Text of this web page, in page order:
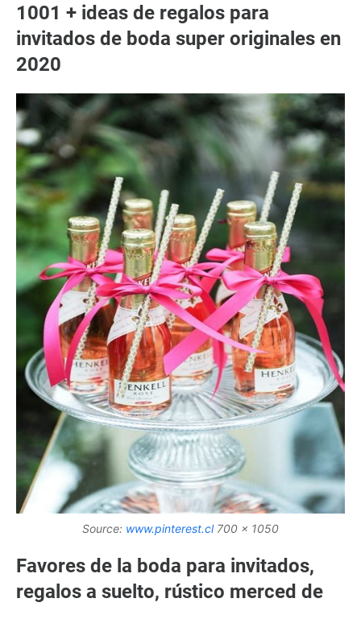
1001 + ideas de regalos para
invitados de boda super originales en
2020
Source: www.pinterest.cl700 x 1050
Favores de la boda para invitados,
regalos a suelto, rústico merced de